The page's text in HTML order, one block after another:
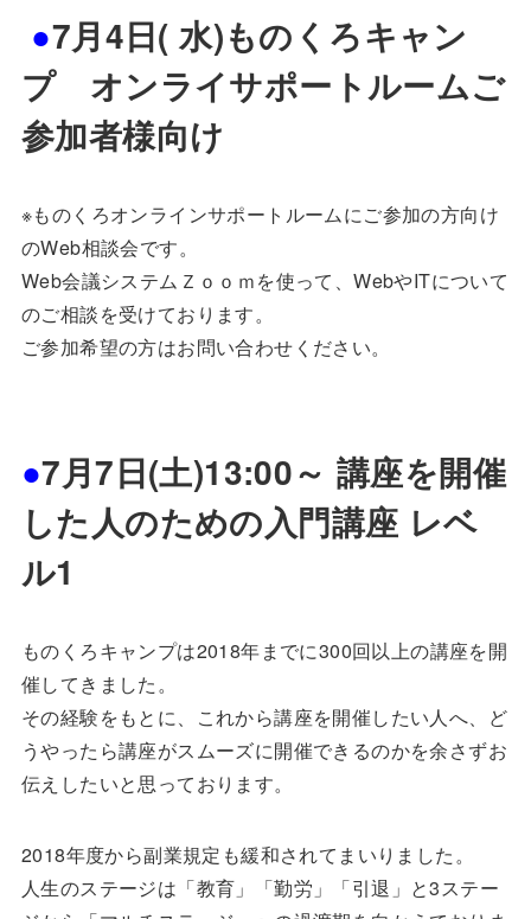
●7月4日( 水)ものくろキャン
プ オンライサポートルームご
参加者様向け
※ものくろオンラインサポートルームにご参加の方向け
のWeb相談会です。
Web会議システムＺｏｏｍを使って、WebやITについて
のご相談を受けております。
ご参加希望の方はお問い合わせください。
●7月7日(土)13:00～ 講座を開催
した人のための入門講座 レベ
ル1
ものくろキャンプは2018年までに300回以上の講座を開
催してきました。
その経験をもとに、これから講座を開催したい人へ、ど
うやったら講座がスムーズに開催できるのかを余さずお
伝えしたいと思っております。
2018年度から副業規定も緩和されてまいりました。
人生のステージは「教育」「勤労」「引退」と3ステー